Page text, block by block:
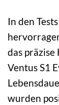
In den
das
Ventus S1
wurden